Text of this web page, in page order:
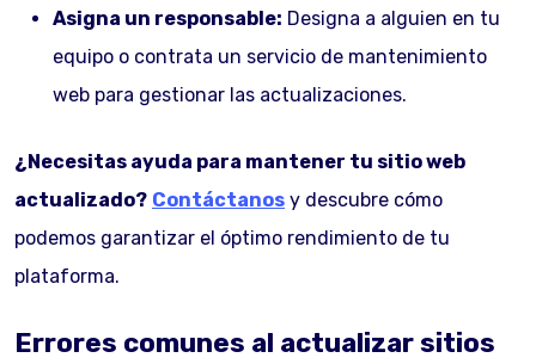
Asigna un responsable: Designa a alguien en tu
equipo o contrata un servicio de mantenimiento
web para gestionar las actualizaciones.
¿Necesitas ayuda para mantener tu sitio web
actualizado? Contáctanos y descubre cómo
podemos garantizar el óptimo rendimiento de tu
plataforma.
Errores comunes al actualizar sitios